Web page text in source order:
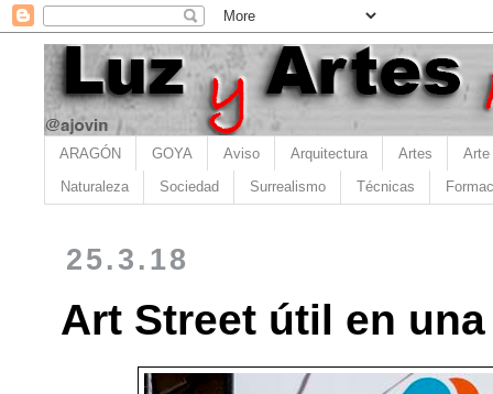
ARAGÓN GOYA Aviso Arquitectura Artes Arte
Naturaleza Sociedad Surrealismo Técnicas
25.3.18
Art Street útil en